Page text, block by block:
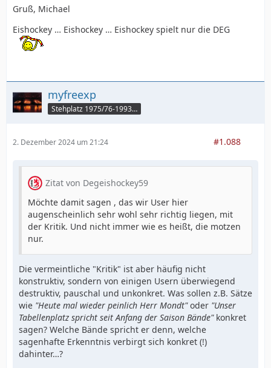
Gruß, Michael
Eishockey … Eishockey … Eishockey spielt nur die DEG
myfreexp
Stehplatz 1975/76-1993/94
2. Dezember 2024 um 21:24 #1.088
Zitat von Degeishockey59
Möchte damit sagen , das wir User hier
augenscheinlich sehr wohl sehr richtig liegen, mit
der Kritik. Und nicht immer wie es heißt, die motzen
nur.
Die vermeintliche "Kritik" ist aber häufig nicht
konstruktiv, sondern von einigen Usern überwiegend
destruktiv, pauschal und unkonkret. Was sollen z.B. Sätze
wie "Heute mal wieder peinlich Herr Mondt"oder "Unser
Tabellenplatz spricht seit Anfang der Saison Bände"konkret
sagen? Welche Bände spricht er denn, welche
sagenhafte Erkenntnis verbirgt sich konkret (!)
dahinter…?